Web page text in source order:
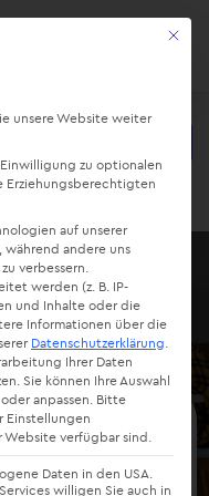
Ansehen
Login
–
Mit
Präferenz
unsere Website weiter
zu optionalen
Erziehungsberechtigten
auf unserer
während andere uns
verbessern.
werden (z. B. IP-
und Inhalte oder die
Informationen über die
Datenschutzerklärung.
Ihrer Daten
Sie können Ihre Auswahl
anpassen. Bitte
Einstellungen
verfügbar sind.
Daten in den USA.
willigen Sie auch in